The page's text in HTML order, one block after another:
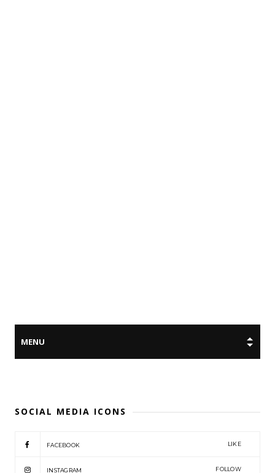
SOCIAL MEDIA ICONS
FACEBOOK LIKE
INSTAGRAM FOLLOW